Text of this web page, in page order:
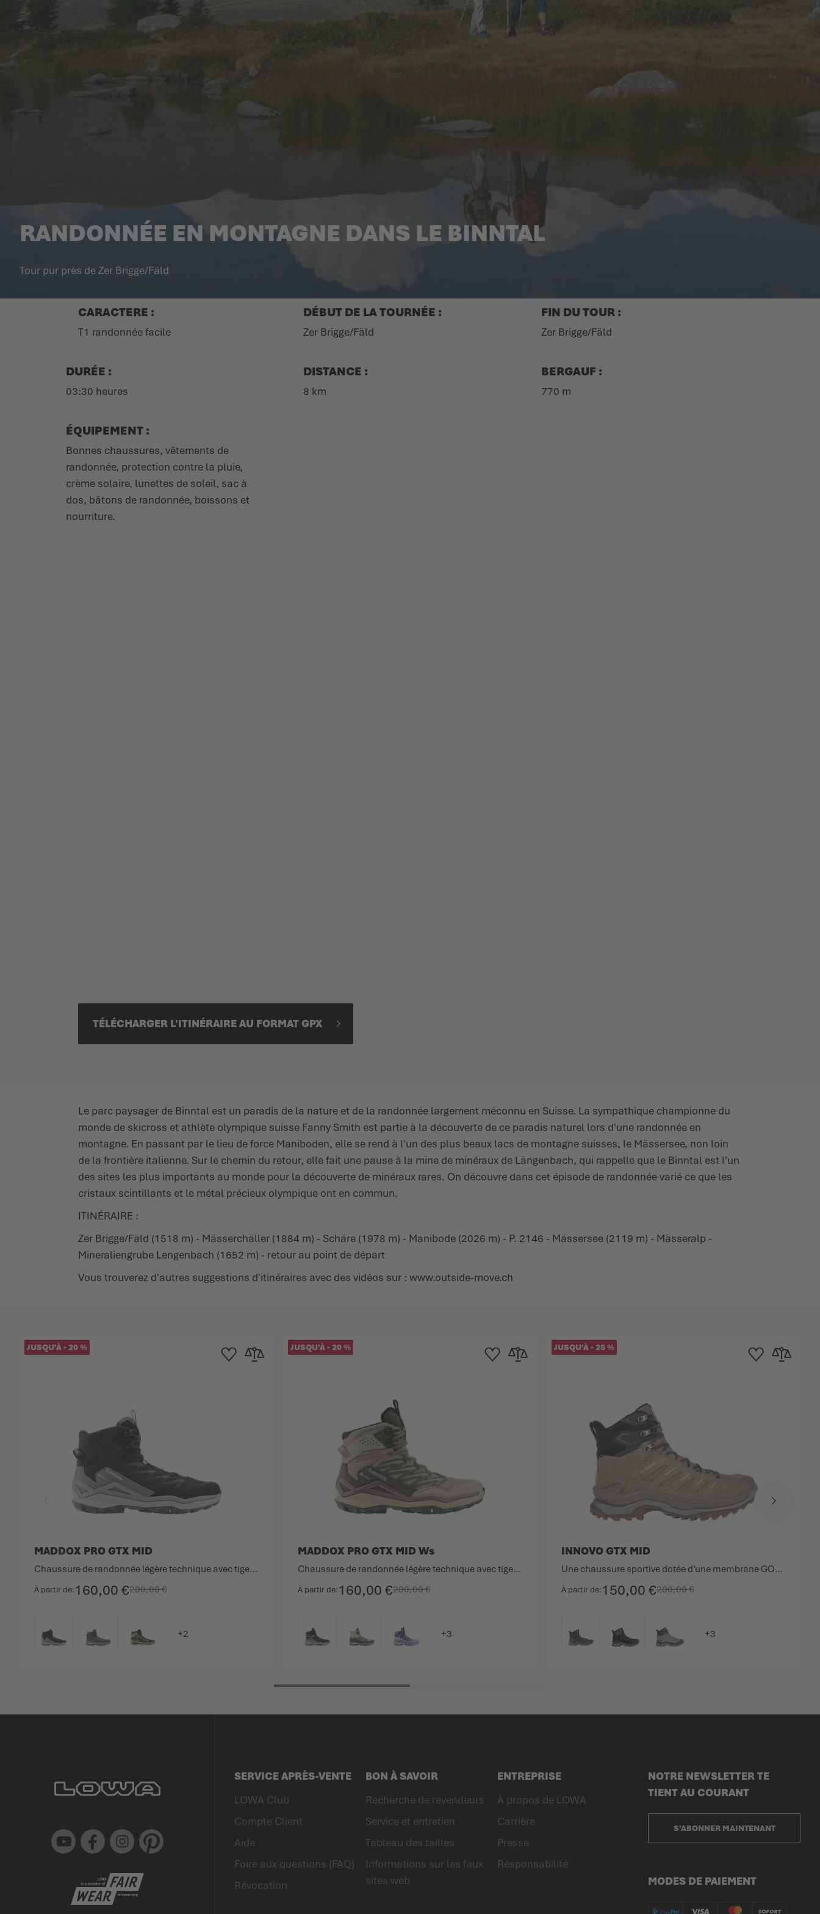
RANDONNÉE EN MONTAGNE DANS LE BINNTAL
Tour pur près de Zer Brigge/Fäld
CARACTERE :
T1 randonnée facile
DÉBUT DE LA TOURNÉE :
Zer Brigge/Fäld
FIN DU TOUR :
Zer Brigge/Fäld
DURÉE :
03:30 heures
DISTANCE :
8 km
BERGAUF :
770 m
ÉQUIPEMENT :
Bonnes chaussures, vêtements de
randonnée, protection contre la pluie,
crème solaire, lunettes de soleil, sac à
dos, bâtons de randonnée, boissons et
nourriture.
TÉLÉCHARGER L'ITINÉRAIRE AU FORMAT GPX
Le parc paysager de Binntal est un paradis de la nature et de la randonnée largement méconnu en Suisse. La sympathique championne du
monde de skicross et athlète olympique suisse Fanny Smith est partie à la découverte de ce paradis naturel lors d'une randonnée en
montagne. En passant par le lieu de force Maniboden, elle se rend à l'un des plus beaux lacs de montagne suisses, le Mässersee, non loin
de la frontière italienne. Sur le chemin du retour, elle fait une pause à la mine de minéraux de Längenbach, qui rappelle que le Binntal est l'un
des sites les plus importants au monde pour la découverte de minéraux rares. On découvre dans cet épisode de randonnée varié ce que les
cristaux scintillants et le métal précieux olympique ont en commun.
ITINÉRAIRE :
Zer Brigge/Fäld (1518 m) - Mässerchäller (1884 m) - Schäre (1978 m) - Manibode (2026 m) - P. 2146 - Mässersee (2119 m) - Mässeralp -
Mineraliengrube Lengenbach (1652 m) - retour au point de départ
Vous trouverez d'autres suggestions d'itinéraires avec des vidéos sur : www.outside-move.ch
JUSQU'À-20%
À partir de 160,00 €200,00 €
MADDOX PRO GTX MID
COULEUR
Chaussure de randonnée légère technique avec tige à coupe moyenne.
Ajouter à la liste d'achats
Ajouter au comparateur
JUSQU'À-20%
À partir de 160,00 €200,00 €
MADDOX PRO GTX MID Ws
COULEUR
Chaussure de randonnée légère technique avec tige à coupe moyenne.
Ajouter à la liste d'achats
Ajouter au comparateur
JUSQU'À-25%
À partir de 150,00 €200,00 €
INNOVO GTX MID
COULEUR
Une chaussure sportive dotée d’une membrane GORE-TEX
Ajouter à la liste
Ajouter au
Youtube Facebook Instagram Pinterest
SERVICE APRÈS-VENTE
LOWA Club
Compte Client
Aide
Foire aux questions (FAQ)
Révocation
BON À SAVOIR
Recherche de revendeurs
Service et entretien
Tableau des tailles
Informations sur les faux
sites web
ENTREPRISE
À propos de LOWA
Carrière
Presse
Responsabilité
MODES DE PAIEMENT
NOTRE NEWSLETTER TE
TIENT AU COURANT
S'ABONNER MAINTENANT